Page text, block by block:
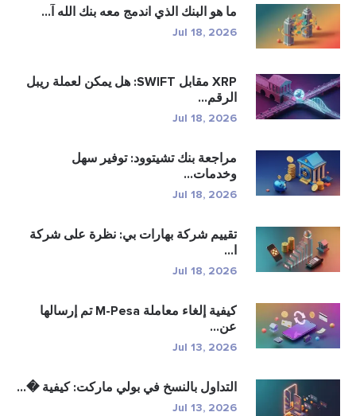
ما هو البنك الذي اندمج معه بنك الله آ...
Jul 18, 2026
XRP مقابل SWIFT: هل يمكن لعملة ريبل
الرقم...
Jul 18, 2026
مراجعة بنك تشيتوود: توفير سهل
وخدمات...
Jul 18, 2026
تقييم شركة بهارات بي: نظرة على شركة
ا...
Jul 18, 2026
كيفية إلغاء معاملة M-Pesa تم إرسالها
عن...
Jul 13, 2026
التداول بالنسخ في بولي ماركت: كيفية �...
Jul 13, 2026